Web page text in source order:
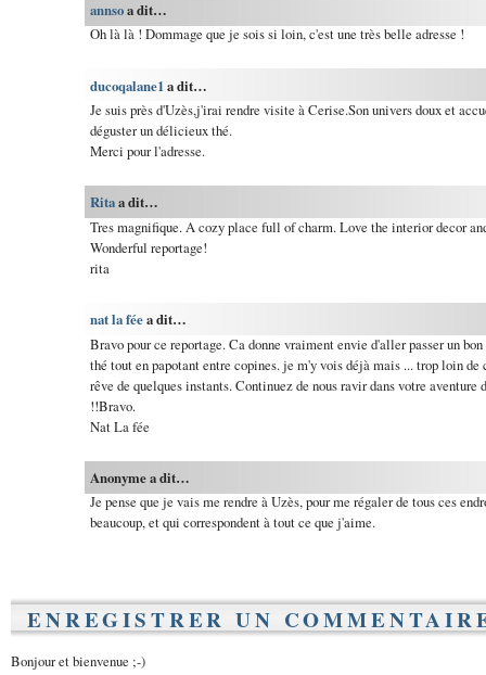
annsoa dit…
Oh là là ! Dommage que je sois si loin, c'est une très belle adresse !
ducoqalane1a dit…
Je suis près d'Uzès,j'irai rendre visite à Cerise.Son univers doux et
déguster un délicieux thé.
Merci pour l'adresse.
Ritaa dit…
Tres magnifique. A cozy place full of charm. Love the interior decor
Wonderful reportage!
rita
nat la féea dit…
Bravo pour ce reportage. Ca donne vraiment envie d'aller passer un
thé tout en papotant entre copines. je m'y vois déjà mais ... trop loin
rêve de quelques instants. Continuez de nous ravir dans votre aventure
!!Bravo.
Nat La fée
Anonyme a dit…
Je pense que je vais me rendre à Uzès, pour me régaler de tous ces
beaucoup, et qui correspondent à tout ce que j'aime.
ENREGISTRER UN
Bonjour et bienvenue ;-)